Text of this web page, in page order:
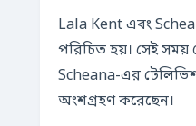
Lala Kent এবং
পরিচিত হয়। সেই
Scheana-এর
অংশগ্রহণ করেছেন।